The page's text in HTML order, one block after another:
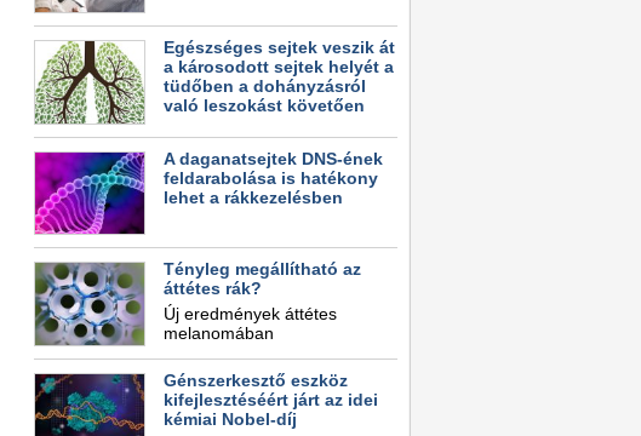
Egészséges sejtek veszik át
a károsodott sejtek helyét a
tüdőben a dohányzásról
való leszokást követően
A daganatsejtek DNS-ének
feldarabolása is hatékony
lehet a rákkezelésben
Tényleg megállítható az
áttétes rák?
Új eredmények áttétes
melanomában
Génszerkesztő eszköz
kifejlesztéséért járt az idei
kémiai Nobel-díj